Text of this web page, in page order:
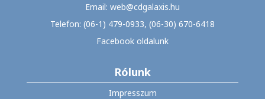
Email: web@cdgalaxis.hu
Telefon: (06-1) 479-0933, (06-30) 670-6418
Facebook oldalunk
Rólunk
Impresszum